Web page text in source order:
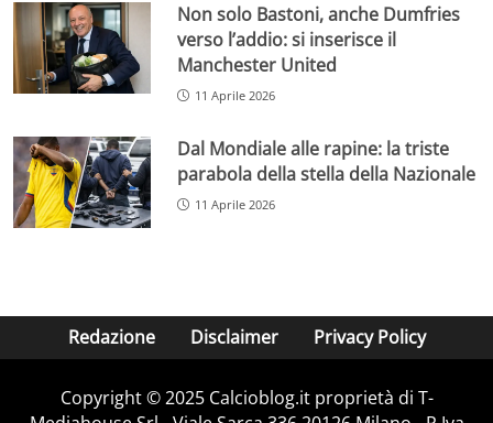
Non solo Bastoni, anche Dumfries
verso l’addio: si inserisce il
Manchester United
11 Aprile 2026
Dal Mondiale alle rapine: la triste
parabola della stella della Nazionale
11 Aprile 2026
Redazione Disclaimer Privacy Policy
Copyright © 2025 Calcioblog.it proprietà di T-